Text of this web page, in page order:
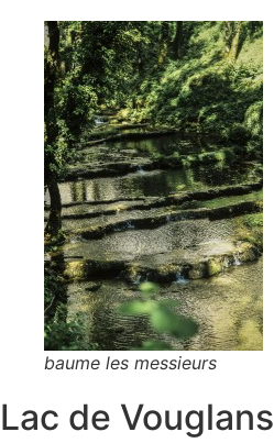
baume les messieurs
Lac de Vouglans